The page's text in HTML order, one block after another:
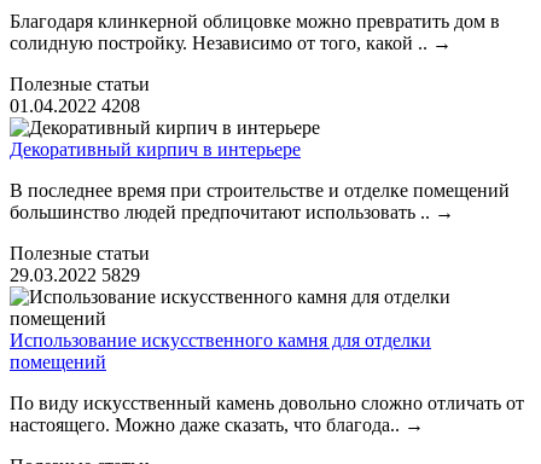
Благодаря клинкерной облицовке можно превратить дом в
солидную постройку. Независимо от того, какой .. →
Полезные статьи
01.04.2022 4208
Декоративный кирпич в интерьере
В последнее время при строительстве и отделке помещений
большинство людей предпочитают использовать .. →
Полезные статьи
29.03.2022 5829
Использование искусственного камня для отделки
помещений
По виду искусственный камень довольно сложно отличать от
настоящего. Можно даже сказать, что благода.. →